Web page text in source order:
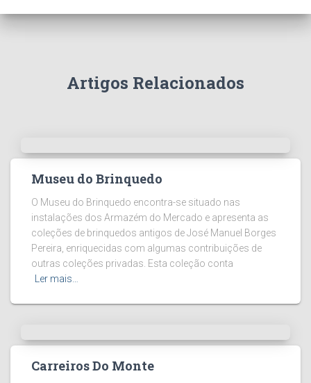
Artigos Relacionados
Museu do Brinquedo
O Museu do Brinquedo encontra-se situado nas
instalações dos Armazém do Mercado e apresenta as
coleções de brinquedos antigos de José Manuel Borges
Pereira, enriquecidas com algumas contribuições de
outras coleções privadas. Esta coleção conta
Ler mais…
Carreiros Do Monte